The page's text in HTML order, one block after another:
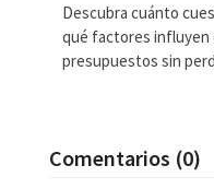
Descubra cuánto
qué factores influyen
presupuestos sin
Comentarios (0)